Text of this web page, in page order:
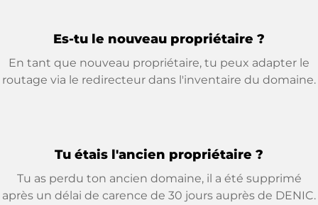
Es-tu le nouveau propriétaire ?
En tant que nouveau propriétaire, tu peux adapter le
routage via le redirecteur dans l'inventaire du domaine.
Tu étais l'ancien propriétaire ?
Tu as perdu ton ancien domaine, il a été supprimé
après un délai de carence de 30 jours auprès de DENIC.